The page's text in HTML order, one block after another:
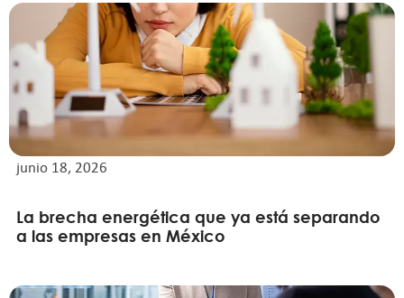
junio 18, 2026
La brecha energética que ya está separando
a las empresas en México